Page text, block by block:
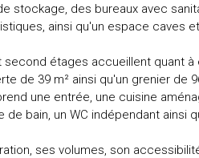
stockage, des bureaux avec
ainsi qu'un espace caves
étages accueillent quant à
de 39 m² ainsi qu'un grenier de
une entrée, une cuisine
de bain, un WC indépendant
ses volumes, son